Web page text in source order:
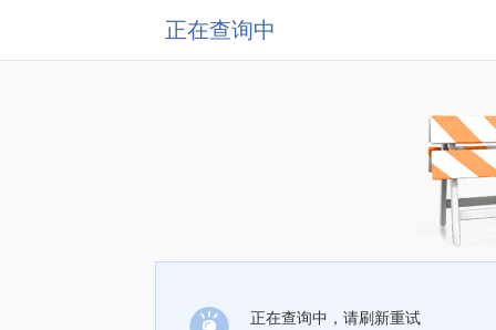
正在查询中
正在查询中，请刷新重试